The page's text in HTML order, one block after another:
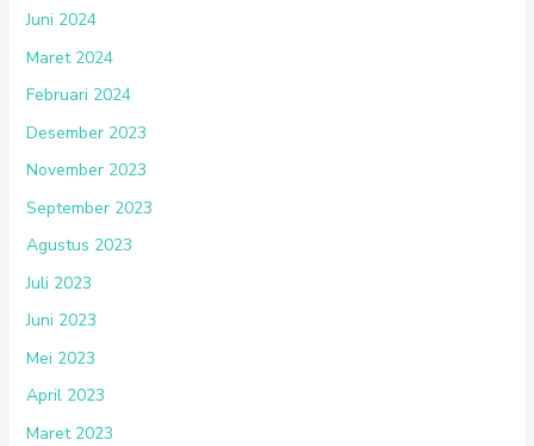
Juni 2024
Maret 2024
Februari 2024
Desember 2023
November 2023
September 2023
Agustus 2023
Juli 2023
Juni 2023
Mei 2023
April 2023
Maret 2023